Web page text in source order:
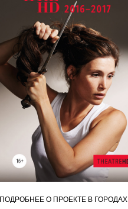
ПОДРОБНЕЕ О ПРОЕКТЕ В